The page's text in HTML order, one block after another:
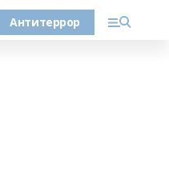
Антитеррор